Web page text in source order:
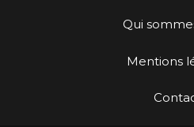
Qui
Mentions